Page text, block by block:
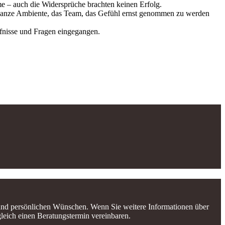
– auch die Widersprüche brachten keinen Erfolg.
Ambiente, das Team, das Gefühl ernst genommen zu werden
und Fragen eingegangen.
persönlichen Wünschen. Wenn Sie weitere Informationen über
einen Beratungstermin vereinbaren.